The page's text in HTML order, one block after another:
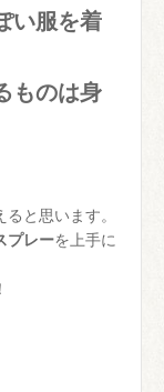
い服を着
ものは身
と思います。
プレーを上手に